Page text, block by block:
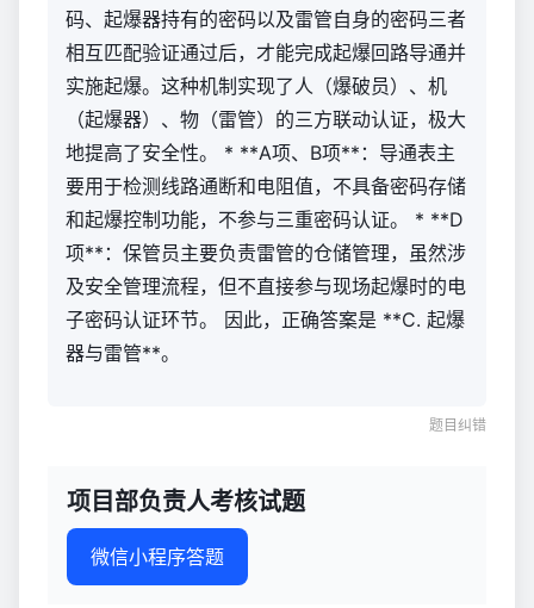
码、起爆器持有的密码以及雷管自身的密码三者
相互匹配验证通过后，才能完成起爆回路导通并
实施起爆。这种机制实现了人（爆破员）、机
（起爆器）、物（雷管）的三方联动认证，极大
地提高了安全性。 * **A项、B项**：导通表主
要用于检测线路通断和电阻值，不具备密码存储
和起爆控制功能，不参与三重密码认证。 * **D
项**：保管员主要负责雷管的仓储管理，虽然涉
及安全管理流程，但不直接参与现场起爆时的电
子密码认证环节。 因此，正确答案是 **C. 起爆
器与雷管**。
题目纠错
项目部负责人考核试题
微信小程序答题